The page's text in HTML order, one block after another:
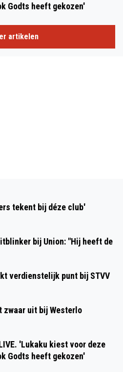
Godts heeft gekozen'
artikelen
tekent bij déze club'
bij Union: "Hij heeft de
verdienstelijk punt bij STVV
zwaar uit bij Westerlo
'Lukaku kiest voor deze
Godts heeft gekozen'